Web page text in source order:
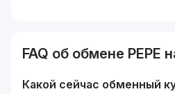
FAQ об обмене PEPE
Какой сейчас обменный